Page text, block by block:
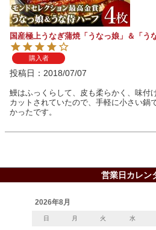
国産極上うなぎ蒲焼「うなっ娘」＆「う
購入者
投稿日 2018/07/07
鰻はふっくらして、皮も柔らかく、味付
カットされていたので、手軽に小さい鍋
かったです。
営業日カレン